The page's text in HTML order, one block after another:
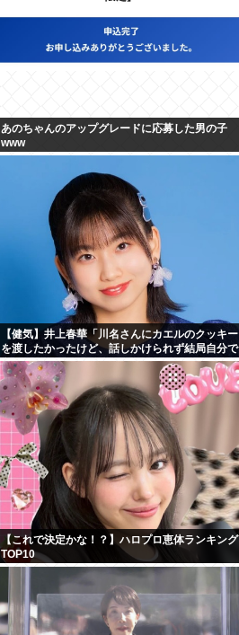
あのちゃんのアップグレードに応募した男の子
www
【健気】井上春華「川名さんにカエルのクッキー
を渡したかったけど、話しかけられず結局自分で
食べた」
【これで決定かな！？】ハロプロ恵体ランキング
TOP10